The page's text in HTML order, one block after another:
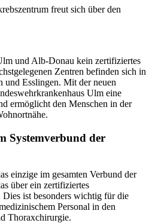
freut sich über den
und Alb-Donau kein zertifiziertes
Zentren befinden sich in
und Esslingen. Mit der neuen
Ulm eine
ermöglicht den Menschen in der
Systemverbund der
einzige im gesamten Verbund der
über ein zertifiziertes
ist besonders wichtig für die
Personal in den
Thoraxchirurgie.